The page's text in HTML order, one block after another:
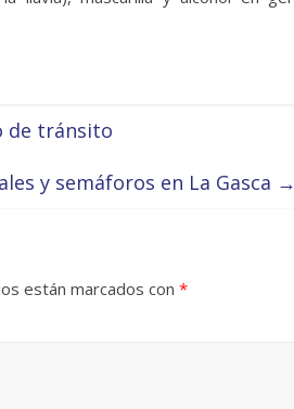
de tránsito
y semáforos en La Gasca →
están marcados con *